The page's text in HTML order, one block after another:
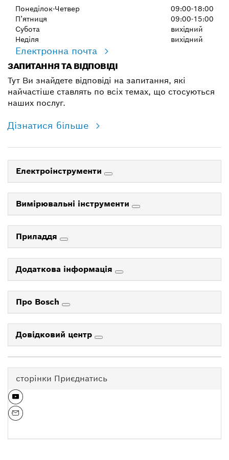
Понеділок-Четвер
П’ятниця
Субота
Неділя
09:00-18:00
09:00-15:00
вихідний
вихідний
Електронна почта
ЗАПИТАННЯ ТА ВІДПОВІДІ
Тут Ви знайдете відповіді на запитання, які
найчастіше ставлять по всіх темах, що стосуються
наших послуг.
Дізнатися більше
Електроінструменти
Вимірювальні інструменти
Приладдя
Додаткова інформація
Про Bosch
Довідковий центр
сторінки Приєднатись